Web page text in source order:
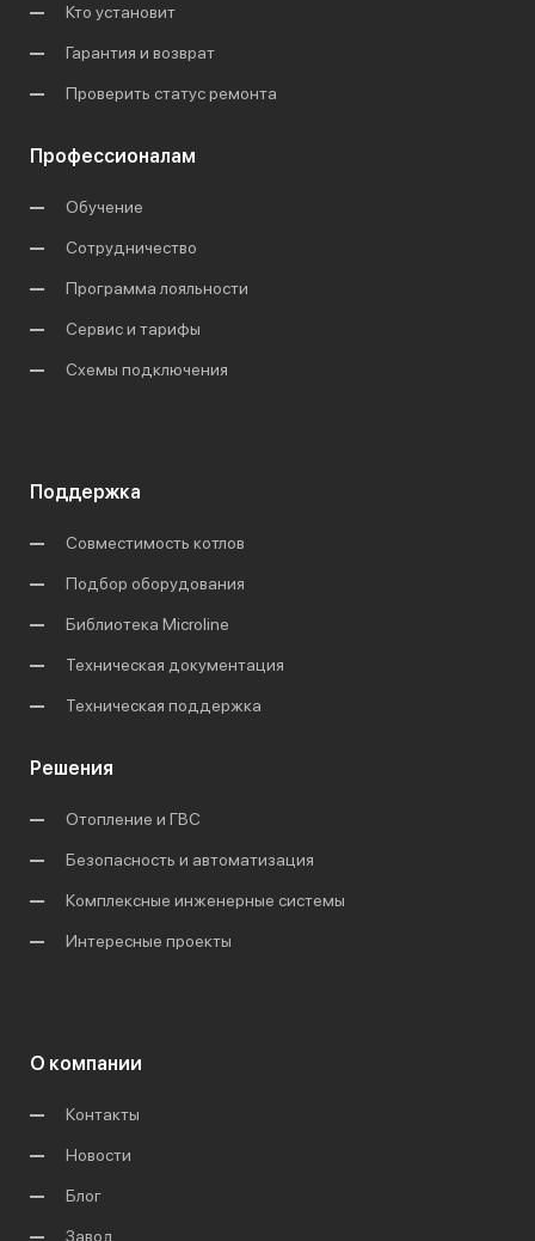
Кто установит
Гарантия и возврат
Проверить статус ремонта
Профессионалам
Обучение
Сотрудничество
Программа лояльности
Сервис и тарифы
Схемы подключения
Поддержка
Совместимость котлов
Подбор оборудования
Библиотека Microline
Техническая документация
Техническая поддержка
Решения
Отопление и ГВС
Безопасность и автоматизация
Комплексные инженерные системы
Интересные проекты
О компании
Контакты
Новости
Блог
Завод